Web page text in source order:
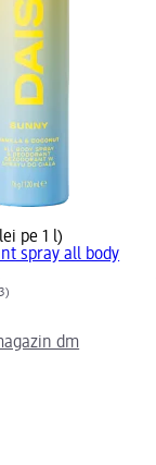
pe 1 l)
spray all body
dm